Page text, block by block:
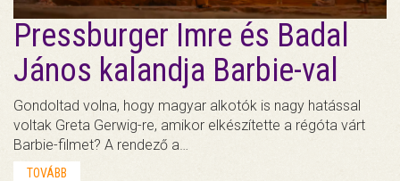
Pressburger Imre és Badal
János kalandja Barbie-val
Gondoltad volna, hogy magyar alkotók is nagy hatással
voltak Greta Gerwig-re, amikor elkészítette a régóta várt
Barbie-filmet? A rendező a…
TOVÁBB